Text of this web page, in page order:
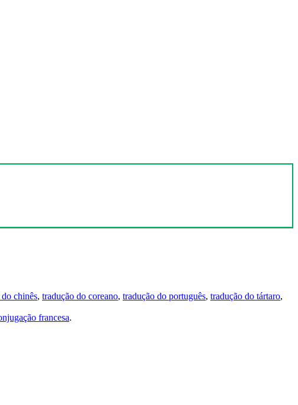
chinês, tradução do coreano, tradução do português, tradução do tártaro,
francesa.